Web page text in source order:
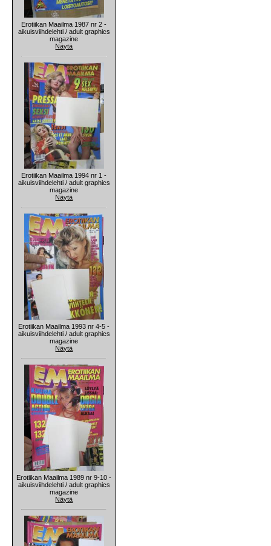
Erotiikan Maailma 1987 nr 2 -
aikuisviihdelehti / adult graphics
magazine
Näytä
Erotiikan Maailma 1994 nr 1 -
aikuisviihdelehti / adult graphics
magazine
Näytä
Erotiikan Maailma 1993 nr 4-5 -
aikuisviihdelehti / adult graphics
magazine
Näytä
Erotiikan Maailma 1989 nr 9-10 -
aikuisviihdelehti / adult graphics
magazine
Näytä